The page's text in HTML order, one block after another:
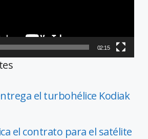
02:15
el turbohélice Kodiak
el contrato para el satélite